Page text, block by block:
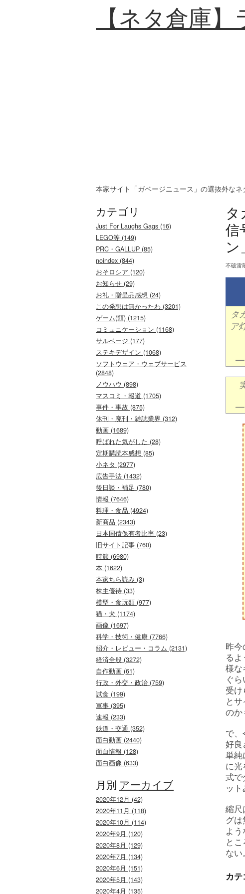
【ネタ倉庫
本家サイト「ガベージニュース」の選抜外な
タ
信
ン
不破雷
タ
ア
—
—
昨
る
様な
ぐ
受
と
のか
で
好良
単純
に
式で
ット
縮尺
グ
よ
と
ない
カテ
カテゴリ
Just For Laughs Gags (16)
LEGO等 (149)
PRC・GALLUP (85)
noindex (844)
おそロシア (120)
お知らせ (29)
お礼・贈呈品感想 (24)
この発想は無かったわ (3201)
ゲーム(類) (1215)
コミュニケーション (1168)
サルベージ (177)
ステキデザイン (1068)
ソフトウェア・ウェブサービス
(2848)
ノウハウ (898)
マスコミ・報道 (1705)
事件・事故 (875)
休刊・廃刊・雑誌業界 (312)
動画 (1689)
呼ばれた気がした (28)
定期購読本感想 (85)
小ネタ (2977)
広告手法 (1432)
後日談・補足 (780)
情報 (7646)
料理・食品 (4924)
新商品 (2343)
日本国債保有者比率 (23)
旧サイト記事 (760)
時節 (6980)
本 (1622)
本家ちら読み (3)
株主優待 (33)
模型・食玩類 (977)
猫・犬 (1174)
画像 (1697)
科学・技術・健康 (7766)
紹介・レビュー・コラム (2131)
経済全般 (3272)
自作動画 (61)
行政・外交・政治 (759)
試食 (199)
軍事 (395)
速報 (233)
鉄道・交通 (352)
面白動画 (2440)
面白情報 (128)
面白画像 (633)
月別 アーカイブ
2020年12月 (42)
2020年11月 (118)
2020年10月 (114)
2020年9月 (120)
2020年8月 (129)
2020年7月 (134)
2020年6月 (151)
2020年5月 (143)
2020年4月 (135)